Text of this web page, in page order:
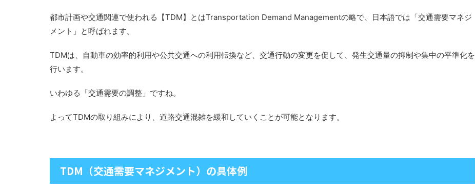
都市計画や交通関連で使われる【TDM】とはTransportation Demand Managementの略で、日本語では「交通需要マネジ
メント」と呼ばれます。
TDMは、自動車の効率的利用や公共交通への利用転換など、交通行動の変更を促して、発生交通量の抑制や集中の平準化を
行います。
いわゆる「交通需要の調整」ですね。
よってTDMの取り組みにより、道路交通混雑を緩和していくことが可能となります。
TDM（交通需要マネジメント）の具体例